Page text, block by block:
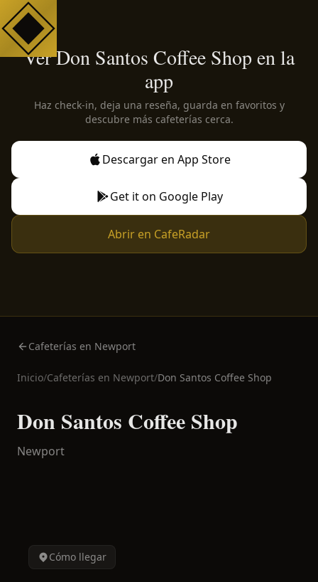
Ver Don Santos Coffee Shop en la
app
Haz check-in, deja una reseña, guarda en favoritos y
descubre más cafeterías cerca.
Descargar en App Store
Get it on Google Play
Abrir en CafeRadar
Cafeterías en Newport
Inicio/Cafeterías en Newport/Don Santos Coffee Shop
Don Santos Coffee Shop
Newport
Cómo llegar